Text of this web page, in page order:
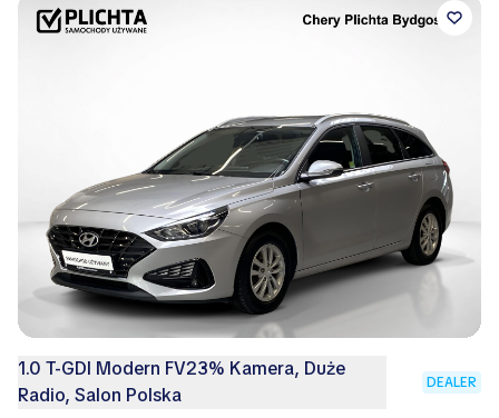
1.0 T-GDI Modern FV23% Kamera, Duże
Radio, Salon Polska
DEALER